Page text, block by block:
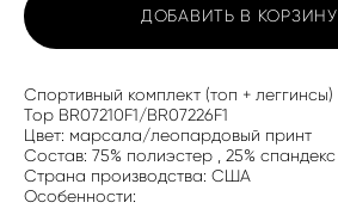
ДОБАВИТЬ В КОРЗИНУ
Спортивный комплект (топ + леггинсы)
Top BR07210F1/BR07226F1
Цвет: марсала/леопардовый принт
Состав: 75% полиэстер , 25% спандекс
Страна производства: США
Особенности: